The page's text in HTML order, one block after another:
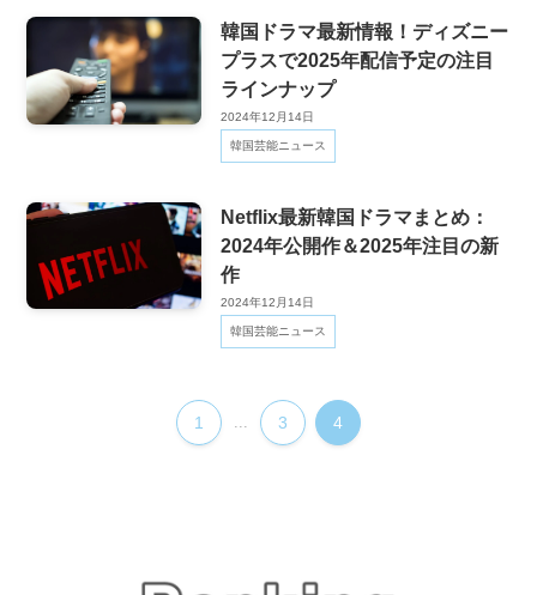
韓国ドラマ最新情報！ディズニー
プラスで2025年配信予定の注目
ラインナップ
2024年12月14日
韓国芸能ニュース
Netflix最新韓国ドラマまとめ：
2024年公開作＆2025年注目の新
作
2024年12月14日
韓国芸能ニュース
1 ... 3 4